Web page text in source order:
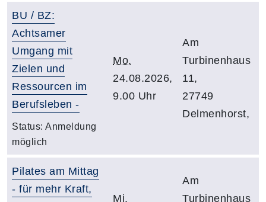
BU / BZ:
Achtsamer
Umgang mit
Zielen und
Ressourcen im
Berufsleben -
Status: Anmeldung
möglich
Mo.
24.08.2026,
9.00 Uhr
Am
Turbinenhaus
11,
27749
Delmenhorst,
Pilates am Mittag
- für mehr Kraft,
Mi.
Am
Turbinenhaus